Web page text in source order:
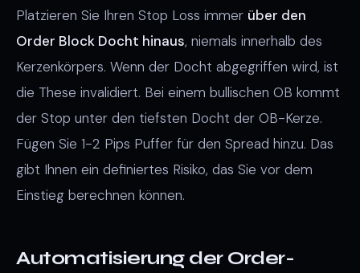
Platzieren Sie Ihren Stop Loss immer über den
Order Block Docht hinaus, niemals innerhalb des
Kerzenkörpers. Wenn der Docht abgegriffen wird, ist
die These invalidiert. Bei einem bullischen OB kommt
der Stop unter den tiefsten Docht der OB-Kerze.
Fügen Sie 1-2 Pips Puffer für den Spread hinzu. Das
gibt Ihnen ein definiertes Risiko, das Sie vor dem
Einstieg berechnen können.
Automatisierung der Order-